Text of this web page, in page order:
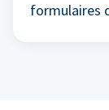
formulaires